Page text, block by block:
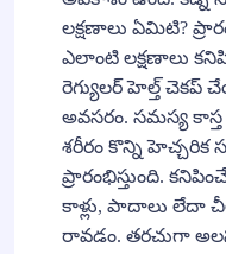
లక్షణాలు ఏమిటి?
ఎలాంటి లక్షణాలు
రెగ్యులర్ హెల్త్
అవసరం. సమస్య
శరీరం కొన్ని హెచ్చరిక
ప్రారంభిస్తుంది.
కాళ్లు, పాదాలు లేదా
రావడం. తరచుగా